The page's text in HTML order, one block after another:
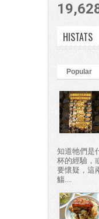
HISTATS
Popular
知道牠們是
杯的經驗，
要懷疑，這
觴....